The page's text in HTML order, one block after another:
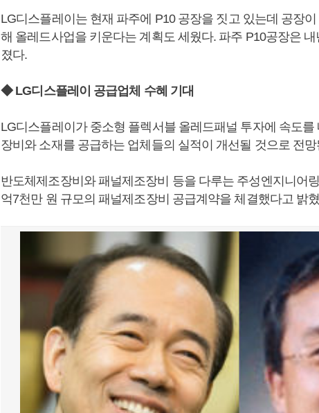
LG디스플레이는 현재 파주에 P10 공장을 짓고 있는데 공장
해 올레드사업을 키운다는 계획도 세웠다. 파주 P10공장은
졌다.
◆ LG디스플레이 공급업체 수혜 기대
LG디스플레이가 중소형 플렉서블 올레드패널 투자에 속도
장비와 소재를 공급하는 업체들의 실적이 개선될 것으로 전망
반도체제조장비와 패널제조장비 등을 다루는 주성엔지니어
억7천만 원 규모의 패널제조장비 공급계약을 체결했다고 밝